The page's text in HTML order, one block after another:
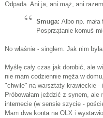
Odpada. Ani ja, ani mąż, ani
Smuga: Albo np.
Posprzątanie komuś
No właśnie - singlem. Jak nim
Myślę cały czas jak dorobić, ale
nie mam codziennie męża w
"chwile" na warsztaty krawieckie -
Próbowałam jeździć z synem, ale
internecie (w sensie szycie -
Mam dwa konta na OLX i